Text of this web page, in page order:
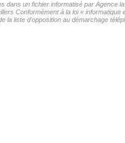
dans un fichier informatisé par
Conformément à la loi «
la liste d'opposition au démarchage